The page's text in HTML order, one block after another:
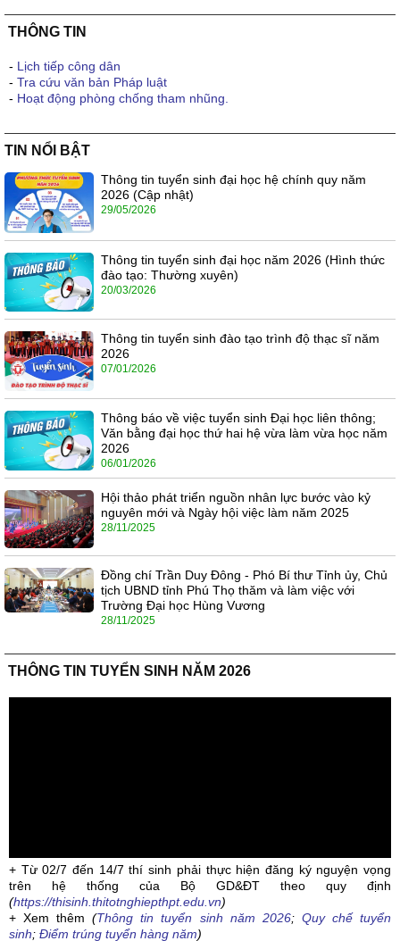
THÔNG TIN
- Lịch tiếp công dân
- Tra cứu văn bản Pháp luật
- Hoạt động phòng chống tham nhũng.
TIN NỔI BẬT
Thông tin tuyển sinh đại học hệ chính quy năm
2026 (Cập nhật)
29/05/2026
Thông tin tuyển sinh đại học năm 2026 (Hình thức
đào tạo: Thường xuyên)
20/03/2026
Thông tin tuyển sinh đào tạo trình độ thạc sĩ năm
2026
07/01/2026
Thông báo về việc tuyển sinh Đại học liên thông;
Văn bằng đại học thứ hai hệ vừa làm vừa học năm
2026
06/01/2026
Hội thảo phát triển nguồn nhân lực bước vào kỷ
nguyên mới và Ngày hội việc làm năm 2025
28/11/2025
Đồng chí Trần Duy Đông - Phó Bí thư Tỉnh ủy, Chủ
tịch UBND tỉnh Phú Thọ thăm và làm việc với
Trường Đại học Hùng Vương
28/11/2025
THÔNG TIN TUYỂN SINH NĂM 2026
+ Từ 02/7 đến 14/7 thí sinh phải thực hiện đăng ký nguyện vọng
trên hệ thống của Bộ GD&ĐT theo quy định
(https://thisinh.thitotnghiepthpt.edu.vn)
+ Xem thêm(Thông tin tuyển sinh năm 2026; Quy chế tuyển
sinh; Điểm trúng tuyển hàng năm)